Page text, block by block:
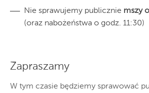
Nie sprawujemy publicznie mszy
(oraz nabożeństwa o godz. 11:30)
Zapraszamy
W tym czasie będziemy sprawować